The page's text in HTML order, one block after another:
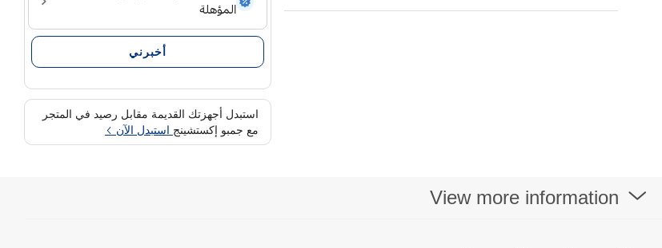
أخبرني
استبدل أجهزتك القديمة مقابل رصيد في المتجر
مع جمبو إكستشينج استبدل الآن
View more information